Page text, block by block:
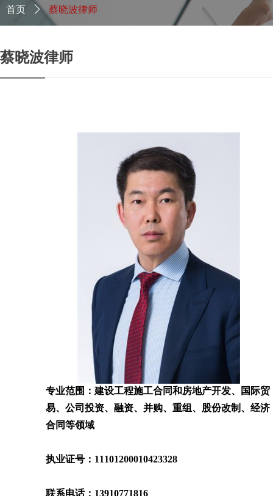
蔡晓波律师
专业范围：建设工程施工合同和房地产开发、国际贸
易、公司投资、融资、并购、重组、股份改制、经济
合同等领域
执业证号：11101200010423328
联系电话：13910771816
首页 ꄲ 蔡晓波律师